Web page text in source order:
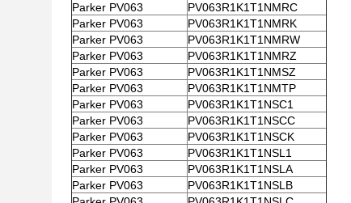
Parker PV063
PV063R1K1T1NMRC
Parker PV063
PV063R1K1T1NMRK
Parker PV063
PV063R1K1T1NMRW
Parker PV063
PV063R1K1T1NMRZ
Parker PV063
PV063R1K1T1NMSZ
Parker PV063
PV063R1K1T1NMTP
Parker PV063
PV063R1K1T1NSC1
Parker PV063
PV063R1K1T1NSCC
Parker PV063
PV063R1K1T1NSCK
Parker PV063
PV063R1K1T1NSL1
Parker PV063
PV063R1K1T1NSLA
Parker PV063
PV063R1K1T1NSLB